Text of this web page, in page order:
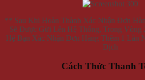
** Sau Khi Hoàn Thành Xác Nhận Đơn
Sẽ Được Gửi Lên Hệ Thống, Trong Vòng
Hệ Bạn Xác Nhận Đơn Hàng Thêm 1 Lần
Dịch
Cách Thức Thanh